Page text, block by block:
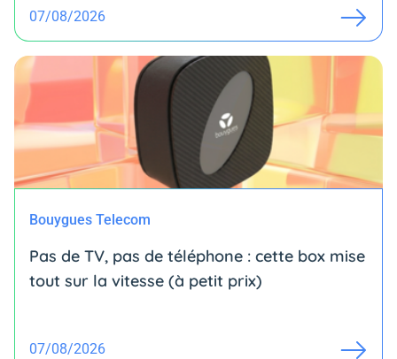
07/08/2026
Bouygues Telecom
Pas de TV, pas de téléphone : cette box mise
tout sur la vitesse (à petit prix)
07/08/2026